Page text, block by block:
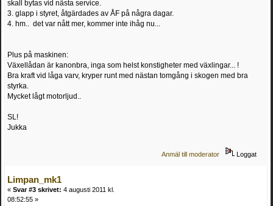
skall bytas vid nästa service.
3. glapp i styret, åtgärdades av ÅF på några dagar.
4. hm.. det var nått mer, kommer inte ihåg nu...
Plus på maskinen:
Växellådan är kanonbra, inga som helst konstigheter med växlingar... !
Bra kraft vid låga varv, kryper runt med nästan tomgång i skogen med bra
styrka.
Mycket lågt motorljud..
SL!
Jukka
Anmäl till moderator Loggat
Limpan_mk1
« Svar #3 skrivet: 4 augusti 2011 kl.
08:52:55 »